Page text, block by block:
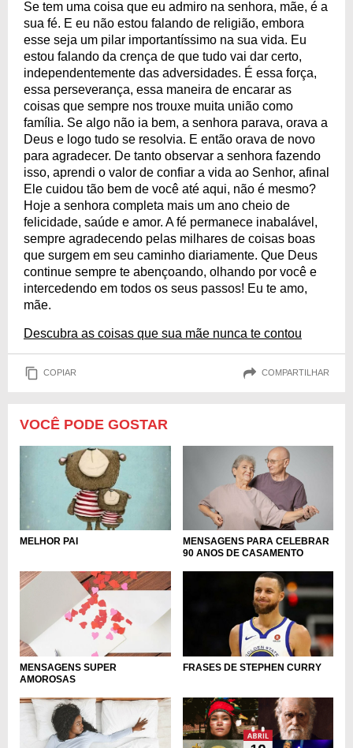
Se tem uma coisa que eu admiro na senhora, mãe, é a
sua fé. E eu não estou falando de religião, embora
esse seja um pilar importantíssimo na sua vida. Eu
estou falando da crença de que tudo vai dar certo,
independentemente das adversidades. É essa força,
essa perseverança, essa maneira de encarar as
coisas que sempre nos trouxe muita união como
família. Se algo não ia bem, a senhora parava, orava a
Deus e logo tudo se resolvia. E então orava de novo
para agradecer. De tanto observar a senhora fazendo
isso, aprendi o valor de confiar a vida ao Senhor, afinal
Ele cuidou tão bem de você até aqui, não é mesmo?
Hoje a senhora completa mais um ano cheio de
felicidade, saúde e amor. A fé permanece inabalável,
sempre agradecendo pelas milhares de coisas boas
que surgem em seu caminho diariamente. Que Deus
continue sempre te abençoando, olhando por você e
intercedendo em todos os seus passos! Eu te amo,
mãe.
Descubra as coisas que sua mãe nunca te contou
COPIAR COMPARTILHAR
VOCÊ PODE GOSTAR
MELHOR PAI
MENSAGENS PARA CELEBRAR
90 ANOS DE CASAMENTO
MENSAGENS SUPER
AMOROSAS
FRASES DE STEPHEN CURRY